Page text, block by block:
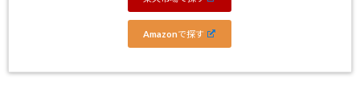
Amazonで探す